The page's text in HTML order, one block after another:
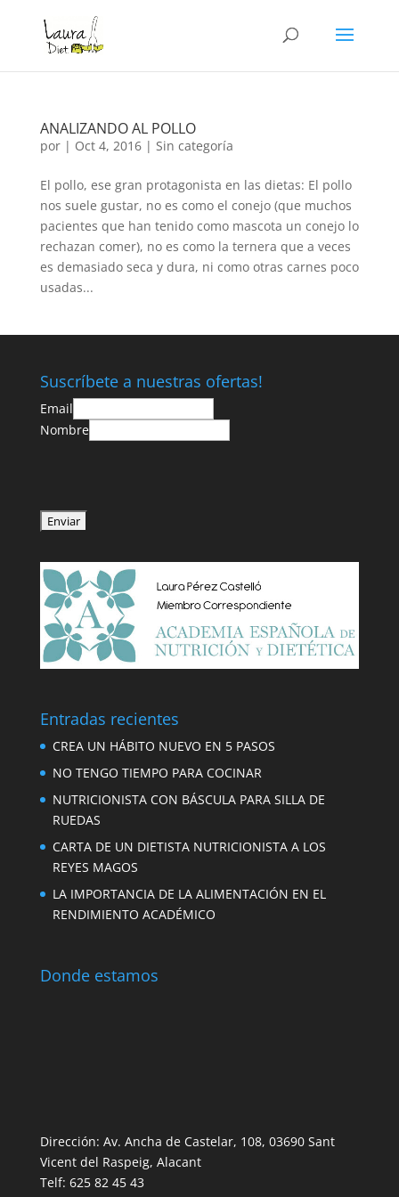
ANALIZANDO AL POLLO
por | Oct 4, 2016| Sin categoría
El pollo, ese gran protagonista en las dietas: El pollo
nos suele gustar, no es como el conejo (que muchos
pacientes que han tenido como mascota un conejo lo
rechazan comer), no es como la ternera que a veces
es demasiado seca y dura, ni como otras carnes poco
usadas...
Suscríbete a nuestras ofertas!
Email
Nombre
Entradas recientes
CREA UN HÁBITO NUEVO EN 5 PASOS
NO TENGO TIEMPO PARA COCINAR
NUTRICIONISTA CON BÁSCULA PARA SILLA DE
RUEDAS
CARTA DE UN DIETISTA NUTRICIONISTA A LOS
REYES MAGOS
LA IMPORTANCIA DE LA ALIMENTACIÓN EN EL
RENDIMIENTO ACADÉMICO
Donde estamos
Dirección: Av. Ancha de Castelar, 108, 03690 Sant
Vicent del Raspeig, Alacant
Telf: 625 82 45 43